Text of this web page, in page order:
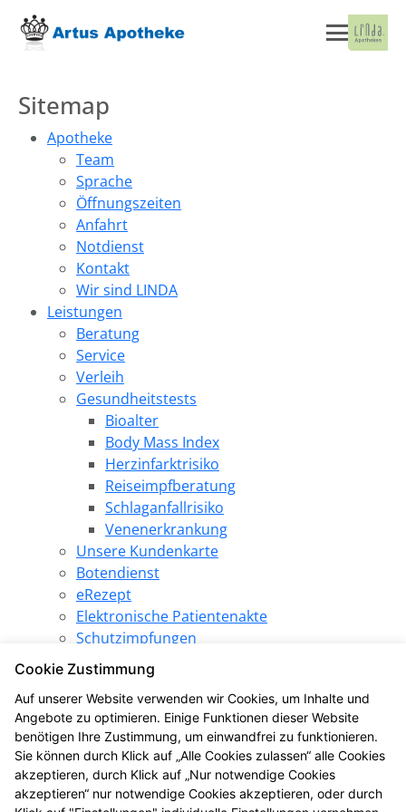
Sitemap
Apotheke
Team
Sprache
Öffnungszeiten
Anfahrt
Notdienst
Kontakt
Wir sind LINDA
Leistungen
Beratung
Service
Verleih
Gesundheitstests
Bioalter
Body Mass Index
Herzinfarktrisiko
Reiseimpfberatung
Schlaganfallrisiko
Venenerkrankung
Unsere Kundenkarte
Botendienst
eRezept
Elektronische Patientenakte
Schutzimpfungen
Pharmazeutische Dienstleistungen
Angebote
Produkt des Monats
LINDA Gewinnspiel
LINDA Aktion
Die LINDA Eigenmarke
Gesundheitsthemen
Cookie Zustimmung
Auf unserer Website verwenden wir Cookies, um Inhalte und
Angebote zu optimieren. Einige Funktionen dieser Website
benötigen Ihre Zustimmung, um einwandfrei zu funktionieren.
Sie können durch Klick auf „Alle Cookies zulassen“ alle Cookies
akzeptieren, durch Klick auf „Nur notwendige Cookies
akzeptieren“ nur notwendige Cookies akzeptieren, oder durch